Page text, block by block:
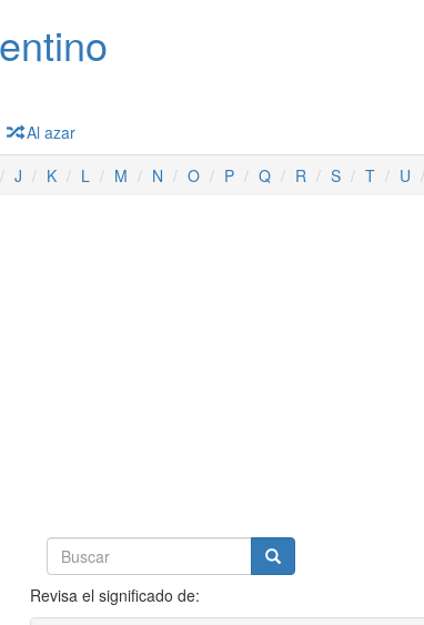
Al azar
J K L M N O P Q R S T U
Revisa el significado de: